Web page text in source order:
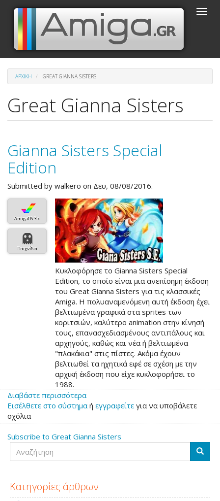
Παράκαμψη
κυρίως
περιεχόμενο
Toggle
ΑΡΧΙΚΉ GREAT GIANNA SISTERS
Great Gianna Sisters
Gianna Sisters Special
Edition
Submitted by walkero on Δευ, 08/08/2016.
AmigaOS 3.x
Παιχνίδια
Κυκλοφόρησε το Gianna Sisters Special
Edition, το οποίο είναι μια ανεπίσημη έκδοση
του Great Gianna Sisters για τις κλασσικές
Amiga. Η πολυαναμενόμενη αυτή έκδοση έχει
βελτιωμένα γραφικά στα sprites των
κοριτσιών, καλύτερο animation στην κίνησή
τους, επανασχεδιασμένους αντιπάλους και
αρχηγούς, καθώς και νέα ή βελτιωμένα
"πλακάκια" στις πίστες. Ακόμα έχουν
βελτιωθεί τα ηχητικά εφέ σε σχέση με την
αρχική έκδοση που είχε κυκλοφορήσει το
1988.
Διαβάστε περισσότεραγια
το
Sisters
Special
Εισέλθετε στο σύστημαή εγγραφείτε για να υποβάλετε
σχόλια
Subscribe to Great Gianna Sisters
Αναζήτηση
Κατηγορίες άρθρων